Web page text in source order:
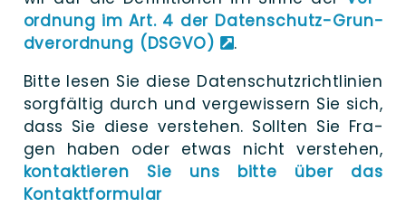
ordnung im Art. 4 der Daten­­­schutz-Grun­­­
d­­­ver­­­­or­d­­nung (DSGVO)
.
Bit­te lesen Sie die­se Daten­schutz­richt­linien
sorg­fältig durch und ver­ge­wissern Sie sich,
dass Sie die­se ver­stehen. Soll­ten Sie Fra­
gen haben oder etwas nicht ver­stehen,
kon­tak­tieren Sie uns bit­te über das
Kontaktformular